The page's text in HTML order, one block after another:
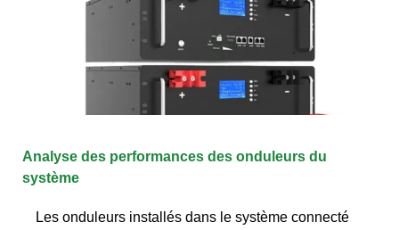
Analyse des performances des onduleurs du
système
Les onduleurs installés dans le système connecté